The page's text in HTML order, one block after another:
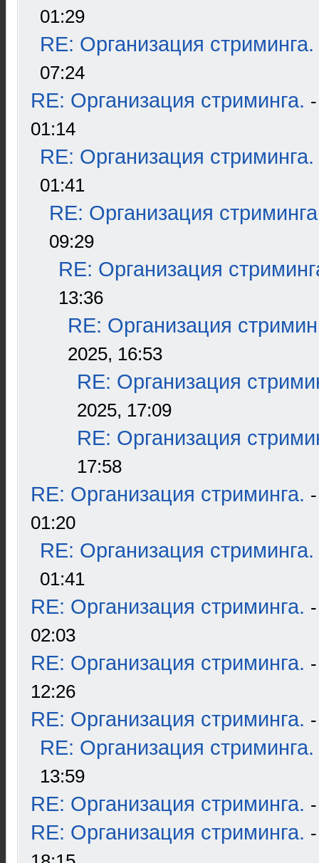
01:29
RE: Организация стриминга.
07:24
RE: Организация стриминга.
01:14
RE: Организация стриминга.
01:41
RE: Организация
09:29
RE: Организация
13:36
RE: Организация
2025, 16:53
RE: Организация
2025, 17:09
RE: Организация
17:58
RE: Организация стриминга.
01:20
RE: Организация стриминга.
01:41
RE: Организация стриминга.
02:03
RE: Организация стриминга.
12:26
RE: Организация стриминга.
RE: Организация стриминга.
13:59
RE: Организация стриминга.
RE: Организация стриминга.